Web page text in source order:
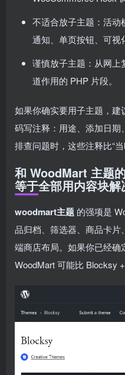
不适合放子主题：活动
通知、单页按钮、可视
谨慎放子主题：从网上
道作用的 PHP 片段。
如果你确实要用子主题，
码写注释：用途、添加日
排查问题时，这些注释比“当
和 WoodMart 主题
等于全部用内容块解
woodmart主题 的强项是
品归档、筛选器、商品卡
端商店布局。如果你已经确
WoodMart 可能比 Blocksy